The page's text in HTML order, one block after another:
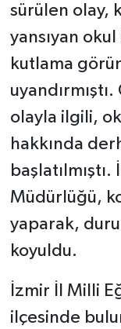
sürülen olay,
yansıyan
kutlama
olayla ilgili,
hakkında
Müdürlüğü,
yaparak,
koyuldu.
İzmir İl Milli
ilçesinde